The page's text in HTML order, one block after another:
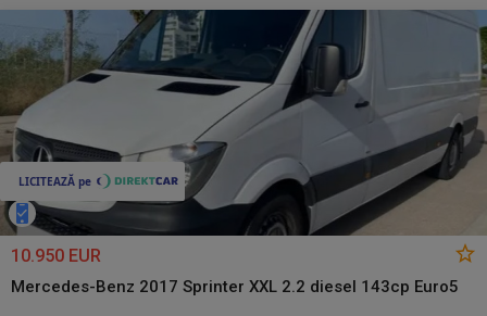
10.950 EUR
Mercedes-Benz 2017 Sprinter XXL 2.2 diesel 143cp Euro5